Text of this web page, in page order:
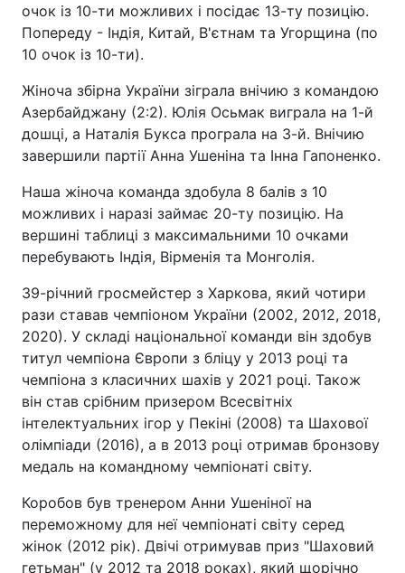
очок із 10-ти можливих і посідає 13-ту позицію.
Попереду - Індія, Китай, В'єтнам та Угорщина (по
10 очок із 10-ти).
Жіноча збірна України зіграла внічию з командою
Азербайджану (2:2). Юлія Осьмак виграла на 1-й
дошці, а Наталія Букса програла на 3-й. Внічию
завершили партії Анна Ушеніна та Інна Гапоненко.
Наша жіноча команда здобула 8 балів з 10
можливих і наразі займає 20-ту позицію. На
вершині таблиці з максимальними 10 очками
перебувають Індія, Вірменія та Монголія.
39-річний гросмейстер з Харкова, який чотири
рази ставав чемпіоном України (2002, 2012, 2018,
2020). У складі національної команди він здобув
титул чемпіона Європи з бліцу у 2013 році та
чемпіона з класичних шахів у 2021 році. Також
він став срібним призером Всесвітніх
інтелектуальних ігор у Пекіні (2008) та Шахової
олімпіади (2016), а в 2013 році отримав бронзову
медаль на командному чемпіонаті світу.
Коробов був тренером Анни Ушеніної на
переможному для неї чемпіонаті світу серед
жінок (2012 рік). Двічі отримував приз "Шаховий
гетьман" (у 2012 та 2018 роках), який щорічно